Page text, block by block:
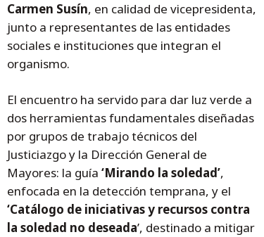
Carmen Susín, en calidad de vicepresidenta,
junto a representantes de las entidades
sociales e instituciones que integran el
organismo.
El encuentro ha servido para dar luz verde a
dos herramientas fundamentales diseñadas
por grupos de trabajo técnicos del
Justiciazgo y la Dirección General de
Mayores: la guía ‘Mirando la soledad’,
enfocada en la detección temprana, y el
‘Catálogo de iniciativas y recursos contra
la soledad no deseada’, destinado a mitigar